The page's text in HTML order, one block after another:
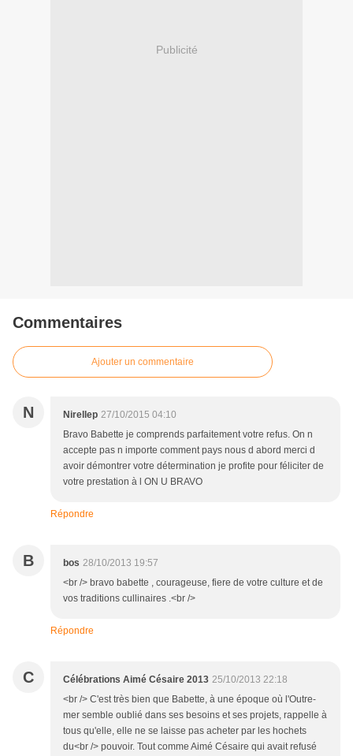
Publicité
Commentaires
Ajouter un commentaire
N Nirellep 27/10/2015 04:10
Bravo Babette je comprends parfaitement votre refus. On n
accepte pas n importe comment pays nous d abord merci d
avoir démontrer votre détermination je profite pour féliciter de
votre prestation à l ON U BRAVO
Répondre
B bos 28/10/2013 19:57
<br /> bravo babette , courageuse, fiere de votre culture et de
vos traditions cullinaires .<br />
Répondre
C Célébrations Aimé Césaire 2013 25/10/2013 22:18
<br /> C'est très bien que Babette, à une époque où l'Outre-
mer semble oublié dans ses besoins et ses projets, rappelle à
tous qu'elle, elle ne se laisse pas acheter par les hochets
du<br /> pouvoir. Tout comme Aimé Césaire qui avait refusé